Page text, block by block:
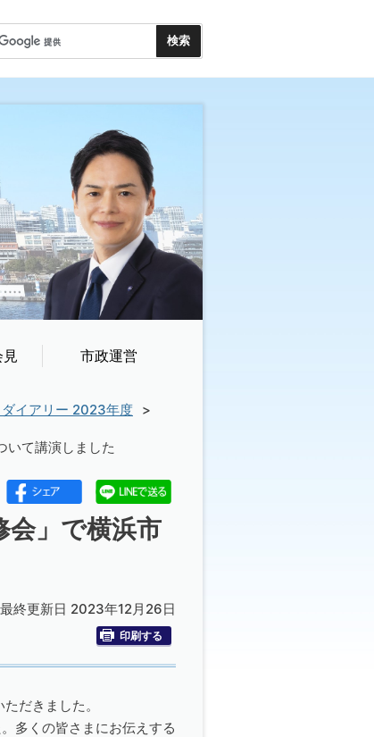
市政運営
イアリー 2023年度
いて講演しました
会」で横浜市
最終更新日 2023年12月26日
印刷する
だきました。
多くの皆さまにお伝えする